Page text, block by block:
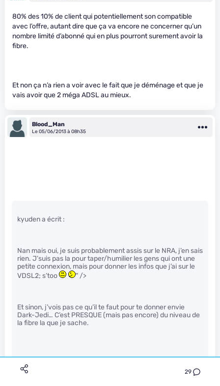
29
80% des 10% de client qui potentiellement son compatible
avec l’offre, autant dire que ça va encore ne concerner qu’un
nombre limité d’abonné qui en plus pourront surement avoir la
fibre.
Et non ça n’a rien a voir avec le fait que je déménage et que je
vais avoir que 2 méga ADSL au mieux.
Blood_Man
Le 05/06/2013 à 08h35
kyuden a écrit :
Nan mais oui, je suis probablement assis sur le NRA, j’en sais
rien. J’suis pas la pour taper/humilier les gens qui ont une
petite connexion, mais pour donner les infos que j’ai sur le
VDSL2; s’too
" />
Et sinon, j’vois pas ce qu’il te faut pour te donner envie
Dark-Jedi… C’est PRESQUE (mais pas encore) du niveau de
la fibre la que je sache.
Normalement ta longueur de ligne c’est la donnée la plus